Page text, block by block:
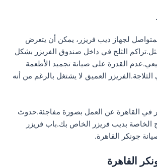
لجهاز ديب فريزر، يمكن أن يتعرض
الثلج في داخل صندوق الفريزر بشكل
القدرة على صيانة تجميد الأطعمة
العميق لا يشتغل بالرغم من أنه
في القاهرة عن العمل بصورة مفاجئة.حدوث
الخاصة بديب فريزر الخاص بك.باب فريزر
جونكر القاهرة.
القاهرة